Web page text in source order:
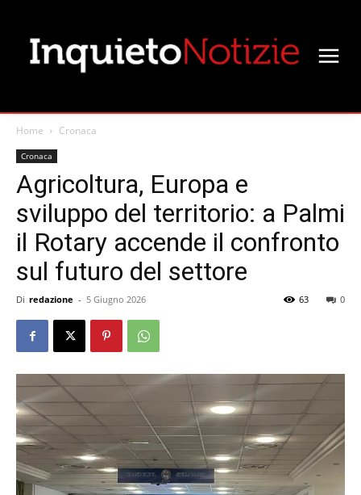
Home Cronaca
Cronaca
Agricoltura, Europa e
sviluppo del territorio: a Palmi
il Rotary accende il confronto
sul futuro del settore
Di redazione - 5 Giugno 2026 0
63